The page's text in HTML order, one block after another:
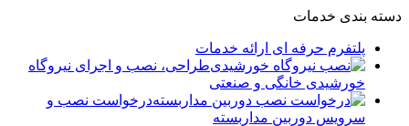
دسته بندی خدمات
پلتفرم حرفه ای ارائه خدمات
طراحی، نصب و اجرای نیروگاه
خورشیدی خانگی و صنعتی
درخواست نصب و
سرویس دوربین مداربسته